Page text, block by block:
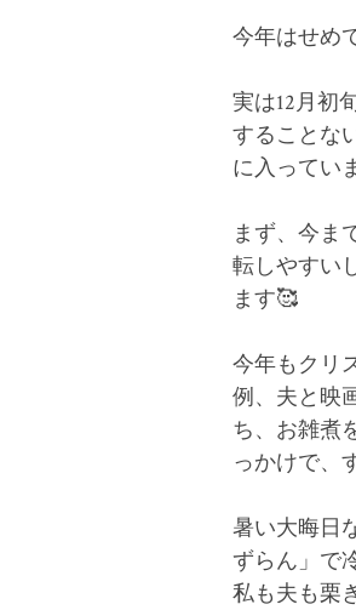
今年はせめ
実は12月初
することな
に入ってい
まず、今ま
転しやすい
ます🥰
今年もクリ
例、夫と映
ち、お雑煮
っかけで、
暑い大晦日
ずらん」で
私も夫も栗